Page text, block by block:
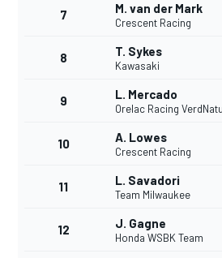
7 M. van der Mark
Crescent Racing
8 T. Sykes
Kawasaki
9 L. Mercado
Orelac Racing
10 A. Lowes
Crescent Racing
11 L. Savadori
Team Milwaukee
12 J. Gagne
Honda WSBK Team